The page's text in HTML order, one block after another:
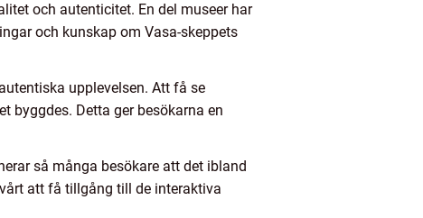
och autenticitet. En del museer har
och kunskap om Vasa-skeppets
upplevelsen. Att få se
byggdes. Detta ger besökarna en
så många besökare att det ibland
att få tillgång till de interaktiva